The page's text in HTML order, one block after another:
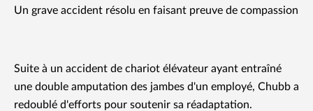
Un grave accident résolu en faisant preuve de compassion
Suite à un accident de chariot élévateur ayant entraîné
une double amputation des jambes d'un employé, Chubb a
redoublé d'efforts pour soutenir sa réadaptation.